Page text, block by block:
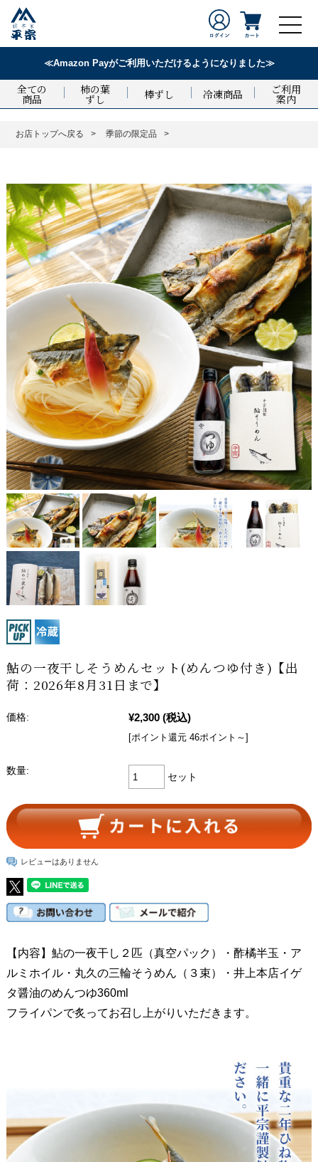
≪Amazon Payがご利用いただけるようになりました≫
全ての
商品
柿の葉
ずし 棒ずし 冷凍商品 ご利用
案内
お店トップへ戻る 季節の限定品
鮎の一夜干しそうめんセット(めんつゆ付き)【出
荷：2026年8月31日まで】
価格: ¥2,300 (税込)
[ポイント還元 46ポイント～]
数量:
セット
レビューはありません
【内容】鮎の一夜干し２匹（真空パック）・酢橘半玉・ア
ルミホイル・丸久の三輪そうめん（３束）・井上本店イゲ
タ醤油のめんつゆ360ml
フライパンで炙ってお召し上がりいただきます。